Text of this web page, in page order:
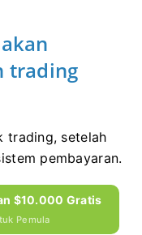
trading
trading, setelah
pembayaran.
$10.000 Gratis
Pemula